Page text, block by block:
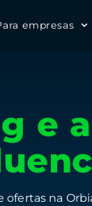
empresas
e
na